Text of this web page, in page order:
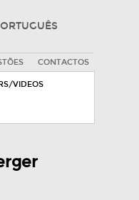
CONTACTOS
VIDEOS